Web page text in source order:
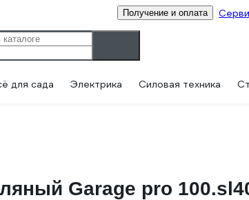
Получение и оплата
для сада Электрика Силовая техника
Garage pro